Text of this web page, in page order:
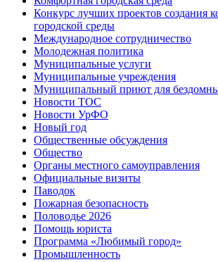
Конкурс лучших проектов создания
городской среды
Международное сотрудничество
Молодежная политика
Муниципальные услуги
Муниципальные учреждения
Муниципальный приют для
Новости ТОС
Новости УрФО
Новый год
Общественные обсуждения
Общество
Органы местного самоуправления
Официальные визиты
Паводок
Пожарная безопасность
Половодье 2026
Помощь юриста
Программа «Любимый город»
Промышленность